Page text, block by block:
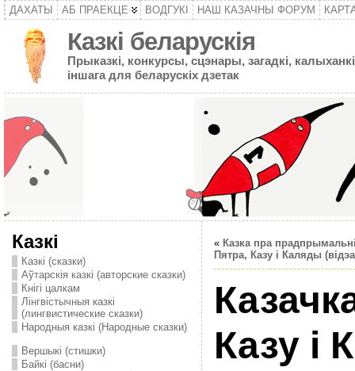
ДАХАТЫ АБ ПРАЕКЦЕ ВОДГУКІ НАШ КАЗАЧНЫ ФОРУМ
Казкі беларускія
Прыказкі, конкурсы, сцэнары, загадкі,
іншага для беларускіх дзетак
Казкі
Казкі (сказки)
Аўтарскія казкі (авторские сказки)
Кнігі цалкам
Лінгвістычныя казкі
(лингвистические сказки)
Народныя казкі (Народные сказки)
Вершыкі (стишки)
Байкі (басни)
« Казка пра
Пятра, Казу і Каляды
Казу і